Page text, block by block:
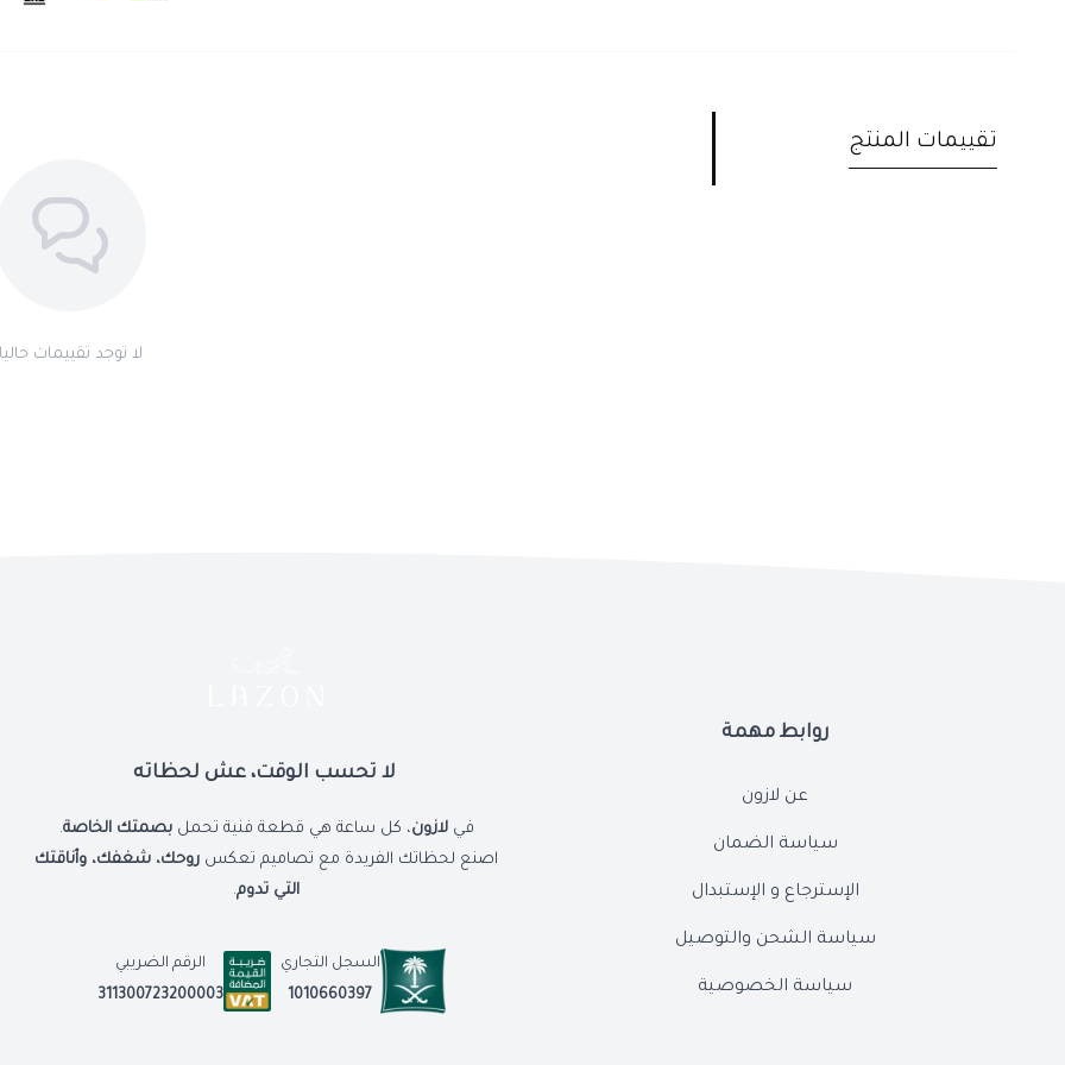
تقييمات المنتج
لا توجد تقييمات حاليا
روابط مهمة
عن لازون
سياسة الضمان
الإسترجاع و الإستبدال
سياسة الشحن والتوصيل
سياسة الخصوصية
لا تحسب الوقت، عش لحظاته
فيلازون، كل ساعة هي قطعة فنية تحملبصمتك الخاصة.
اصنع لحظاتك الفريدة مع تصاميم تعكس روحك، شغفك، وأناقتك
التي تدوم.
السجل التجاري
1010660397
الرقم الضريبي
311300723200003